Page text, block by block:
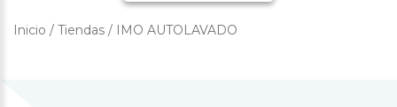
Inicio / Tiendas / IMO AUTOLAVADO